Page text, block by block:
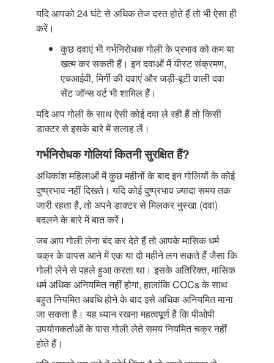
यदि आपको 24 घंटे से अधिक तेज दस्त होते हैं तो भी ऐसा ही
करें।
कुछ दवाएं भी गर्भनिरोधक गोली के प्रभाव को कम या
खत्म कर सकती हैं। इन दवाओं में यीस्ट संक्रमण,
एचआईवी, मिर्गी की दवाएं और जड़ी-बूटी वाली दवा
सेंट जॉन्स वर्ट भी शामिल हैं।
यदि आप गोली के साथ ऐसी कोई दवा ले रही हैं तो किसी
डाक्टर से इसके बारे में सलाह लें।
गर्भनिरोधक गोलियां कितनी सुरक्षित हैं?
अधिकांश महिलाओं में कुछ महीनों के बाद इन गोलियों के कोई
दुष्प्रभाव नहीं दिखते। यदि कोई दुष्प्रभाव ज़्यादा समय तक
जारी रहता है, तो अपने डाक्टर से मिलकर नुस्खा (दवा)
बदलने के बारे में बात करें।
जब आप गोली लेना बंद कर देते हैं तो आपके मासिक धर्म
चक्र के वापस आने में एक या दो महीने लग सकते हैं जैसा कि
गोली लेने से पहले हुआ करता था। इसके अतिरिक्त, मासिक
धर्म अधिक अनियमित नहीं होगा, हालांकि COCs के साथ
बहुत नियमित अवधि होने के बाद इसे अधिक अनियमित माना
जा सकता है। यह ध्यान रखना महत्वपूर्ण है कि पीओपी
उपयोगकर्ताओं के पास गोली लेते समय नियमित चक्र नहीं
होते हैं।